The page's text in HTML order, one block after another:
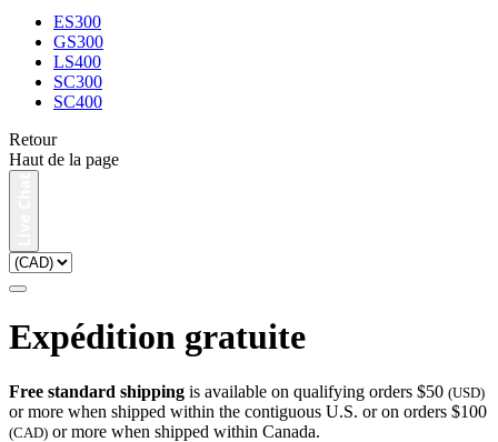
ES300
GS300
LS400
SC300
SC400
Retour
Haut de la page
Expédition gratuite
Free standard shipping is available on qualifying orders $50 (USD)
or more when shipped within the contiguous U.S. or on orders $100
(CAD) or more when shipped within Canada.